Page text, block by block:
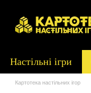
Настільні ігри
Картотека настільних ігор